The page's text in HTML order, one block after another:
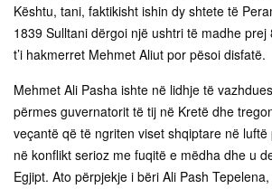
Kështu, tani, faktikisht ishin dy shtete të
1839 Sulltani dërgoi një ushtri të madhe
t’i hakmerret Mehmet Aliut por pësoi disfatë.
Mehmet Ali Pasha ishte në lidhje të
përmes guvernatorit të tij në Kretë dhe
veçantë që të ngriten viset shqiptare në
në konflikt serioz me fuqitë e mëdha dhe u
Egjipt. Ato përpjekje i bëri Ali Pash